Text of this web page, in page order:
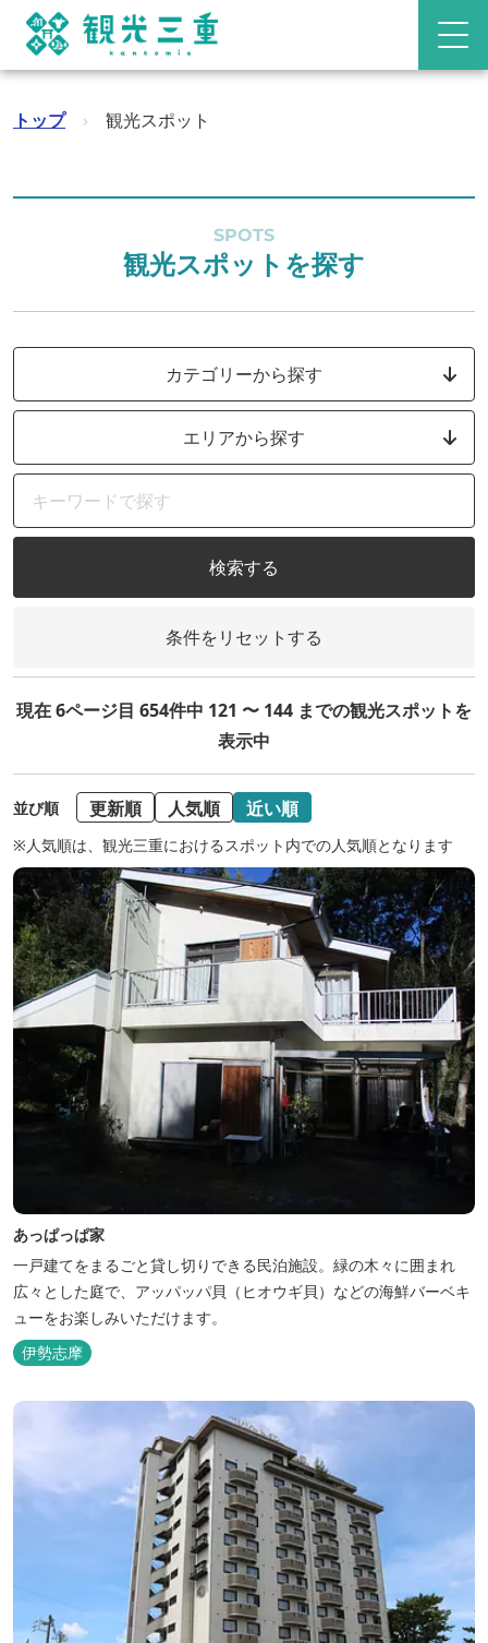
トップ › 観光スポット
SPOTS
観光スポットを探す
カテゴリーから探す
エリアから探す
検索する
条件をリセットする
現在 6ページ目 654件中 121 〜 144 までの観光スポットを
表示中
並び順 更新順 人気順 近い順
※人気順は、観光三重におけるスポット内での人気順となります
あっぱっぱ家
一戸建てをまるごと貸し切りできる民泊施設。緑の木々に囲まれ
広々とした庭で、アッパッパ貝（ヒオウギ貝）などの海鮮バーベキ
ューをお楽しみいただけます。
伊勢志摩